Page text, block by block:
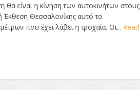
είναι η κίνηση των αυτοκινήτων στους
Θεσσαλονίκης αυτό το
που έχει λάβει η τροχαία. Οι... Read